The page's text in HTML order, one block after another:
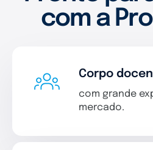
com a
Corpo
com grande
mercado.